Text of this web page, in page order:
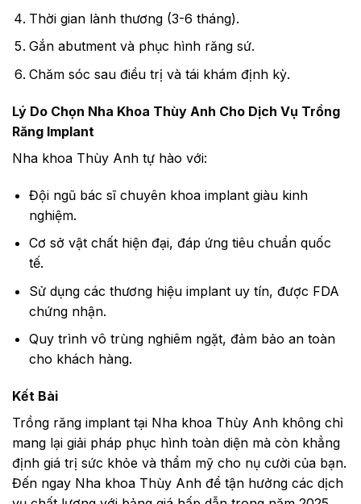
Thời gian lành thương (3-6 tháng).
Gắn abutment và phục hình răng sứ.
Chăm sóc sau điều trị và tái khám định kỳ.
Lý Do Chọn Nha Khoa Thùy Anh Cho Dịch Vụ Trồng
Răng Implant
Nha khoa Thùy Anh tự hào với:
Đội ngũ bác sĩ chuyên khoa implant giàu kinh
nghiệm.
Cơ sở vật chất hiện đại, đáp ứng tiêu chuẩn quốc
tế.
Sử dụng các thương hiệu implant uy tín, được FDA
chứng nhận.
Quy trình vô trùng nghiêm ngặt, đảm bảo an toàn
cho khách hàng.
Kết Bài
Trồng răng implant tại Nha khoa Thùy Anh không chỉ
mang lại giải pháp phục hình toàn diện mà còn khẳng
định giá trị sức khỏe và thẩm mỹ cho nụ cười của bạn.
Đến ngay Nha khoa Thùy Anh để tận hưởng các dịch